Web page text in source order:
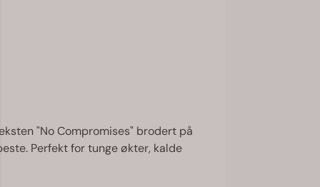
"No Compromises" brodert på
Perfekt for tunge økter, kalde